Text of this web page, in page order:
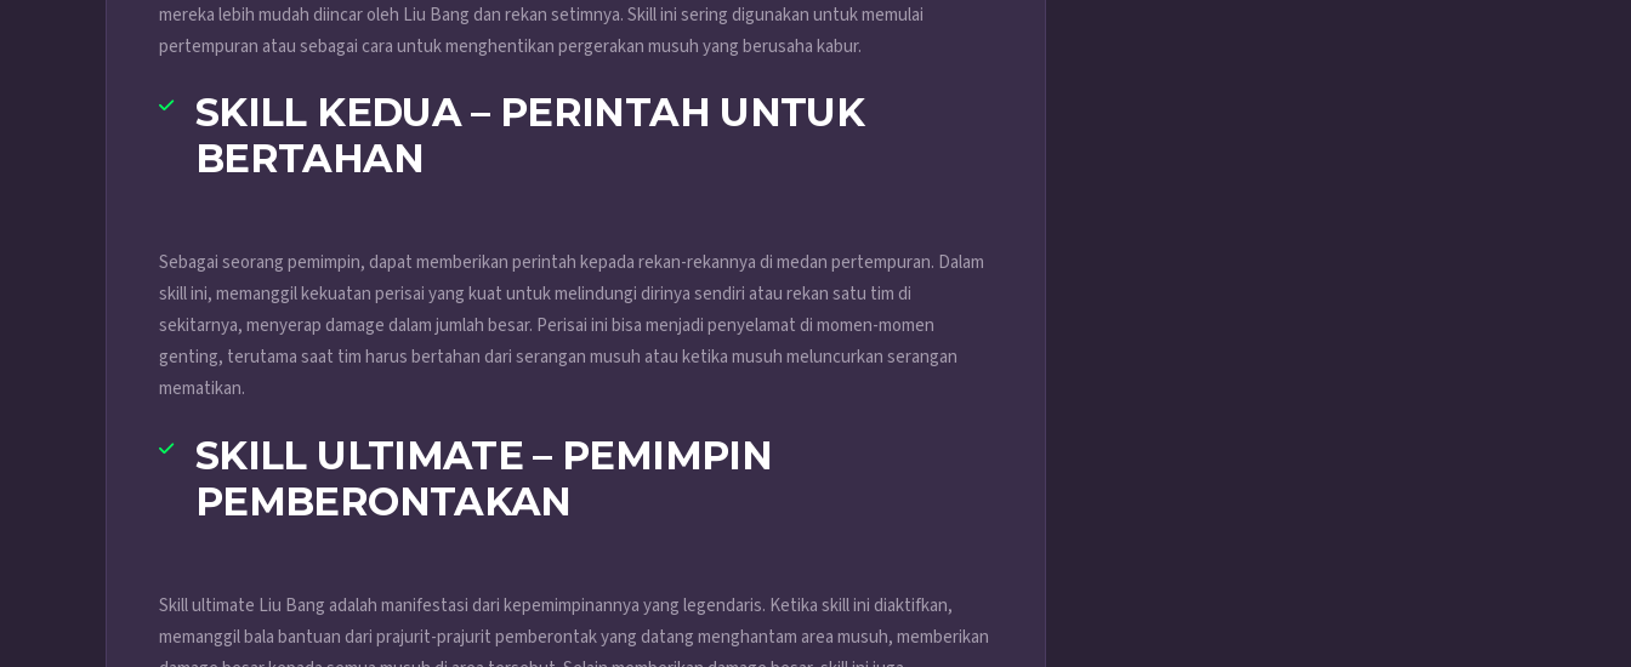
mereka lebih mudah diincar oleh Liu Bang dan rekan setimnya. Skill ini sering digunakan untuk memulai
pertempuran atau sebagai cara untuk menghentikan pergerakan musuh yang berusaha kabur.
SKILL KEDUA – PERINTAH UNTUK
BERTAHAN
Sebagai seorang pemimpin, dapat memberikan perintah kepada rekan-rekannya di medan pertempuran. Dalam
skill ini, memanggil kekuatan perisai yang kuat untuk melindungi dirinya sendiri atau rekan satu tim di
sekitarnya, menyerap damage dalam jumlah besar. Perisai ini bisa menjadi penyelamat di momen-momen
genting, terutama saat tim harus bertahan dari serangan musuh atau ketika musuh meluncurkan serangan
mematikan.
SKILL ULTIMATE – PEMIMPIN
PEMBERONTAKAN
Skill ultimate Liu Bang adalah manifestasi dari kepemimpinannya yang legendaris. Ketika skill ini diaktifkan,
memanggil bala bantuan dari prajurit-prajurit pemberontak yang datang menghantam area musuh, memberikan